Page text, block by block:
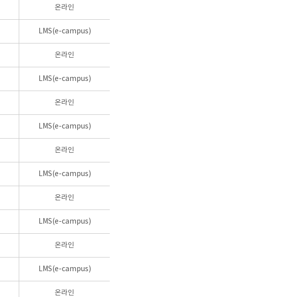
온라인
LMS(e-campus)
온라인
LMS(e-campus)
온라인
LMS(e-campus)
온라인
LMS(e-campus)
온라인
LMS(e-campus)
온라인
LMS(e-campus)
온라인